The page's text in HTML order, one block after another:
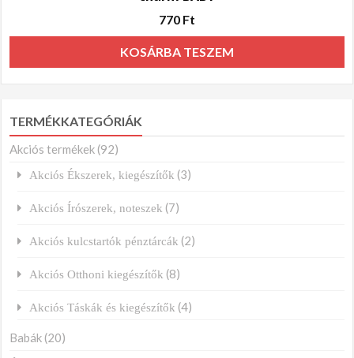
770 Ft
KOSÁRBA TESZEM
TERMÉKKATEGÓRIÁK
Akciós termékek (92)
Akciós Ékszerek, kiegészítők (3)
Akciós Írószerek, noteszek (7)
Akciós kulcstartók pénztárcák (2)
Akciós Otthoni kiegészítők (8)
Akciós Táskák és kiegészítők (4)
Babák (20)